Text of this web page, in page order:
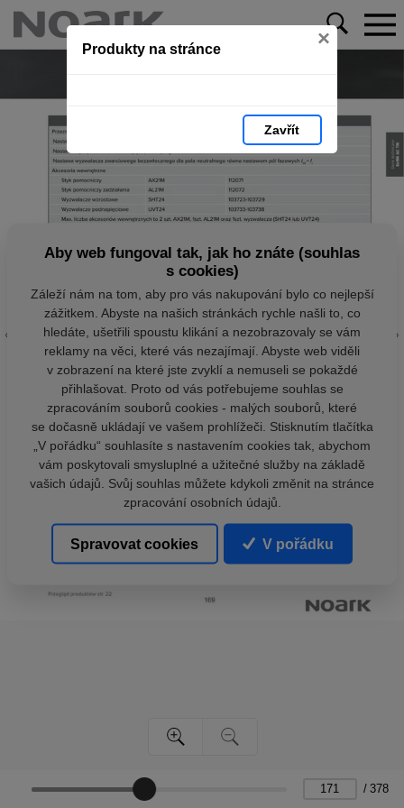
Produkty na stránce ×
Zavřít
/ 378
Aby web fungoval tak, jak ho znáte (souhlas
s cookies)
Záleží nám na tom, aby pro vás nakupování bylo co nejlepší
zážitkem. Abyste na našich stránkách rychle našli to, co
hledáte, ušetřili spoustu klikání a nezobrazovaly se vám
reklamy na věci, které vás nezajímají. Abyste web viděli
v zobrazení na které jste zvyklí a nemuseli se pokaždé
přihlašovat. Proto od vás potřebujeme souhlas se
zpracováním souborů cookies - malých souborů, které
se dočasně ukládají ve vašem prohlížeči. Stisknutím tlačítka
„V pořádku“ souhlasíte s nastavením cookies tak, abychom
vám poskytovali smysluplné a užitečné služby na základě
vašich údajů. Svůj souhlas můžete kdykoli změnit na stránce
zpracování osobních údajů.
Spravovat cookies V pořádku